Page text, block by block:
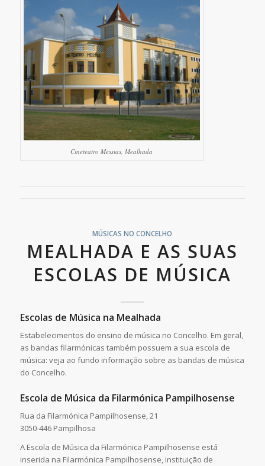
Cineteatro Messias, Mealhada
MÚSICAS NO CONCELHO
MEALHADA E AS SUAS
ESCOLAS DE MÚSICA
Escolas de Música na Mealhada
Estabelecimentos do ensino de música no Concelho. Em geral,
as bandas filarmónicas também possuem a sua escola de
música: veja ao fundo informação sobre as bandas de música
do Concelho.
Escola de Música da Filarmónica Pampilhosense
Rua da Filarmónica Pampilhosense, 21
3050-446 Pampilhosa
A Escola de Música da Filarmónica Pampilhosense está
inserida na Filarmónica Pampilhosense, instituição de